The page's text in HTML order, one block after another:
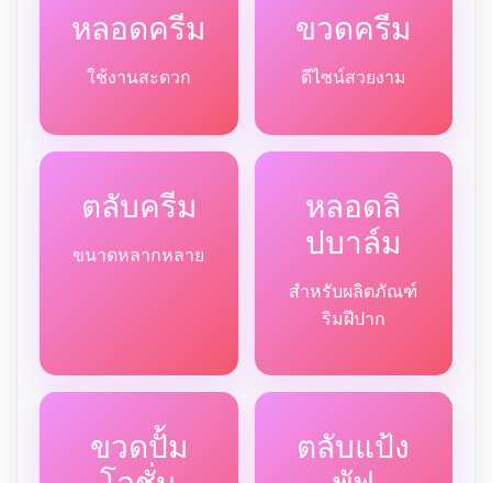
หลอดครีม
ใช้งานสะดวก
ขวดครีม
ดีไซน์สวยงาม
ตลับครีม
ขนาดหลากหลาย
หลอดลิ
ปบาล์ม
สำหรับผลิตภัณฑ์
ริมฝีปาก
ขวดปั้ม
ตลับแป้ง